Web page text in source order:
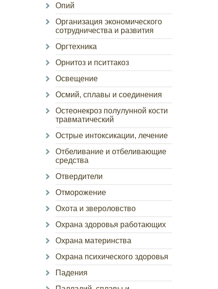
Опий
Организация экономического
сотрудничества и развития
Оргтехника
Орнитоз и пситтакоз
Освещение
Осмий, сплавы и соединения
Остеонекроз полулунной кости
травматический
Острые интоксикации, лечение
Отбеливание и отбеливающие
средства
Отвердители
Отморожение
Охота и звероловство
Охрана здоровья работающих
Охрана материнства
Охрана психического здоровья
Падения